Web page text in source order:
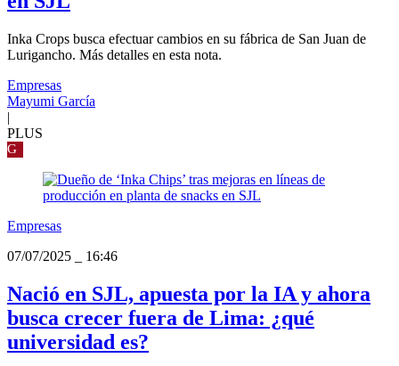
Inka Crops busca efectuar cambios en su fábrica de San Juan de
Lurigancho. Más detalles en esta nota.
Empresas
Mayumi García
|
PLUS
G
Empresas
07/07/2025
16:46
Nació en SJL, apuesta por la IA y ahora
busca crecer fuera de Lima: ¿qué
universidad es?